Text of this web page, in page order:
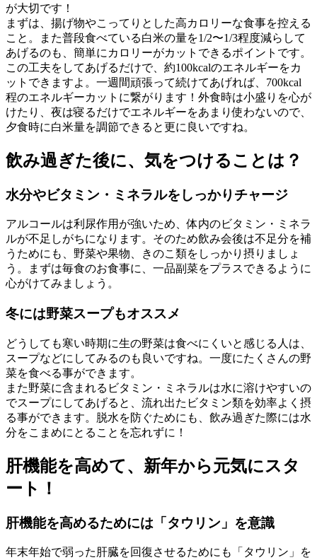
が大切です！
まずは、揚げ物やこってりとした高カロリーな食事を控える
こと。また普段食べている白米の量を1/2〜1/3程度減らして
あげるのも、簡単にカロリーがカットできるポイントです。
この工夫をしてあげるだけで、約100kcalのエネルギーをカ
ットできますよ。一週間頑張って続けてあげれば、700kcal
程のエネルギーカットに繋がります！外食時は小盛りを心が
けたり、夜は寝るだけでエネルギーをあまり使わないので、
夕食時に白米量を調節できると更に良いですね。
飲み過ぎた後に、気をつけることは？
水分やビタミン・ミネラルをしっかりチャージ
アルコールは利尿作用が強いため、体内のビタミン・ミネラ
ルが不足しがちになります。そのため飲み会後は不足分を補
うためにも、野菜や果物、きのこ類をしっかり摂りましょ
う。まずは毎食のお食事に、一品副菜をプラスできるように
心がけてみましょう。
冬には野菜スープもオススメ
どうしても寒い時期に生の野菜は食べにくいと感じる人は、
スープなどにしてみるのも良いですね。一度にたくさんの野
菜を食べる事ができます。
また野菜に含まれるビタミン・ミネラルは水に溶けやすいの
でスープにしてあげると、流れ出たビタミン類を効率よく摂
る事ができます。脱水を防ぐためにも、飲み過ぎた際には水
分をこまめにとることを忘れずに！
肝機能を高めて、新年から元気にスタ
ート！
肝機能を高めるためには「タウリン」を意識
年末年始で弱った肝臓を回復させるためにも「タウリン」を